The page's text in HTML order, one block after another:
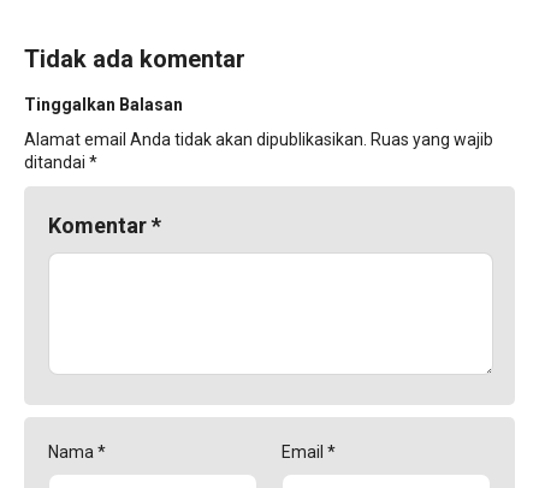
Tidak ada komentar
Tinggalkan Balasan
Alamat email Anda tidak akan dipublikasikan. Ruas yang wajib
ditandai *
Komentar*
Nama * Email *